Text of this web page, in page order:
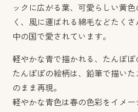
ックに広がる葉、可愛らしい黄
く、風に運ばれる綿毛などたく
中の国で愛されています。
軽やかな青で描かれる、たんぽぽ
たんぽぽの絵柄は、鉛筆で描い
のまま再現。
軽やかな青色は春の色彩をイメ